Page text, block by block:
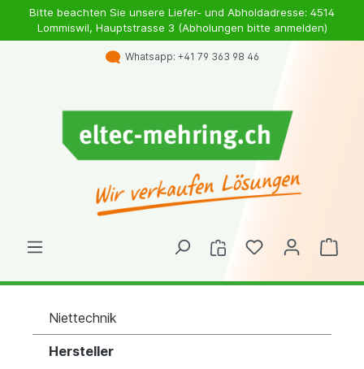
Bitte beachten Sie unsere Liefer- und Abholdadresse: 4514
Lommiswil, Hauptstrasse 3 (Abholungen bitte anmelden)
Whatsapp: +41 79 363 98 46
Niettechnik
Hersteller